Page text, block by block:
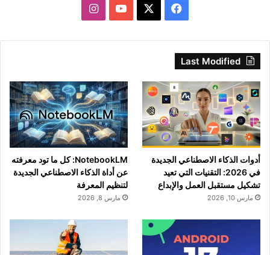
فيسبوك ‫YouTubeانستقرام
Last Modified
أدوات الذكاء الاصطناعي الجديدة
في 2026: التقنيات التي تعيد
تشكيل مستقبل العمل والإبداع
مارس 10, 2026
NotebookLM: كل ما تود معرفته
عن أداة الذكاء الاصطناعي الجديدة
لتنظيم المعرفة
مارس 8, 2026